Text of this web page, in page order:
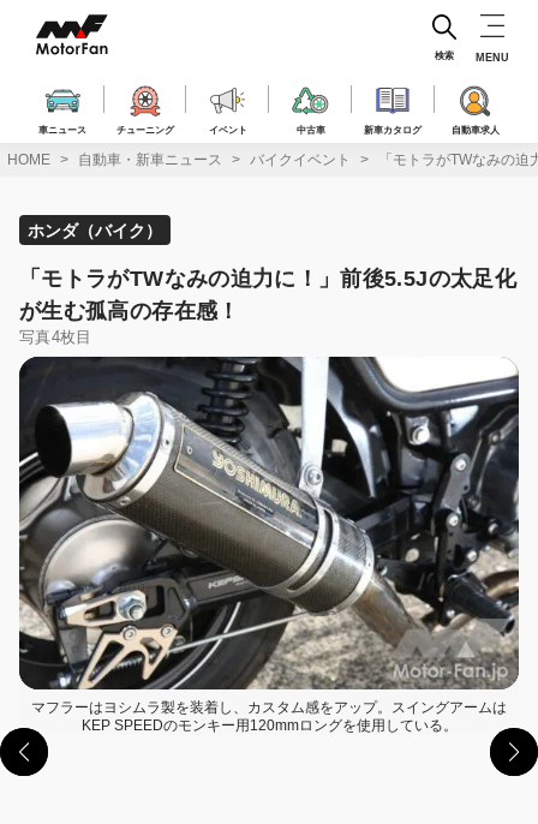
ス
車ニュース チューニング イベント 中古車 新車カタログ 自動車求人
検索 MENU
HOME 自動車・新車ニュース バイクイベント 「モトラがTWなみの
ホンダ（バイク）
「モトラがTWなみの迫力に！」前後5.5Jの太足化
が生む孤高の存在感！
写真4枚目
マフラーはヨシムラ製を装着し、カスタム感をアップ。スイングアームは
KEP SPEEDのモンキー用120mmロングを使用している。